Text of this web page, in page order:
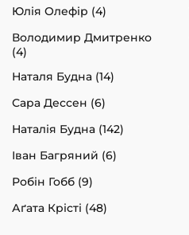
Юлія Олефір (4)
Володимир Дмитренко
(4)
Наталя Будна (14)
Сара Дессен (6)
Наталія Будна (142)
Іван Багряний (6)
Робін Гобб (9)
Аґата Крісті (48)